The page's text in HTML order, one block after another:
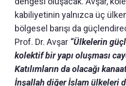
kabiliyetinin yalnızca üç
bölgesel barışı da
Prof. Dr. Avşar “Ülkelerin
kolektif bir yapı oluşması
Katılımların da olacağı
İnşallah diğer İslam ülkeleri